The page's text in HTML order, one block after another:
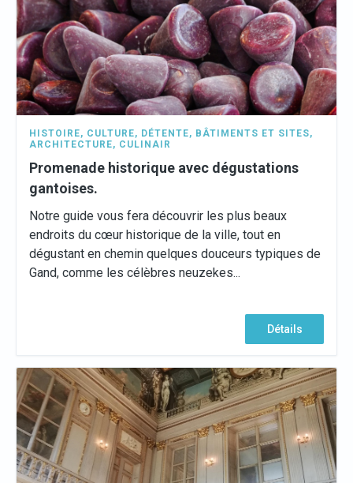
HISTOIRE, CULTURE, DÉTENTE, BÂTIMENTS ET SITES,
ARCHITECTURE, CULINAIR
Promenade historique avec dégustations
gantoises.
Notre guide vous fera découvrir les plus beaux
endroits du cœur historique de la ville, tout en
dégustant en chemin quelques douceurs typiques de
Gand, comme les célèbres neuzekes...
Détails